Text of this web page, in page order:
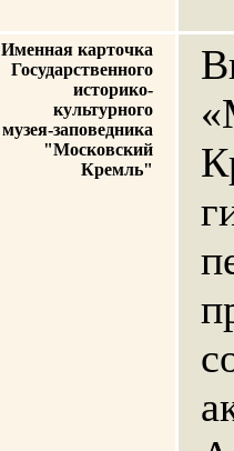
Именная карточка
Государственного
историко-
культурного
музея-заповедника
"Московский
Кремль"